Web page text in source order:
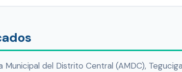
Municipal del Distrito Central (AMDC),